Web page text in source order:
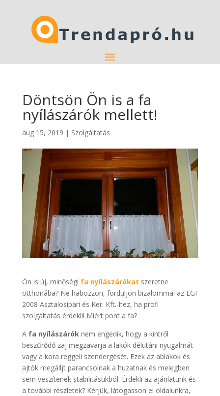
Döntsön Ön is a fa
nyílászárók mellett!
aug 15, 2019 | Szolgáltatás
Ön is új, minőségi fa nyílászárókat szeretne
otthonába? Ne habozzon, forduljon bizalommal az EGI
2008 Asztalosipari és Ker. Kft.-hez, ha profi
szolgáltatás érdekli! Miért pont a fa?
A fa nyílászáróknem engedik, hogy a kintről
beszűrődő zaj megzavarja a lakók délutáni nyugalmát
vagy a kora reggeli szendergését. Ezek az ablakok és
ajtók megálljt parancsolnak a huzatnak és melegben
sem veszítenek stabilitásukból. Érdekli az ajánlatunk és
a további részletek? Kérjük, látogasson el oldalunkra,